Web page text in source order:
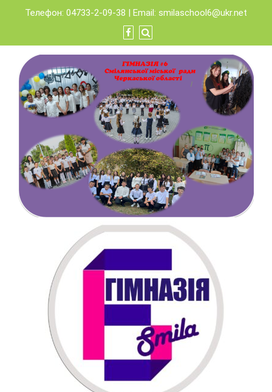
content
Телефон: 04733-2-09-38 | Email: smilaschool6@ukr.net